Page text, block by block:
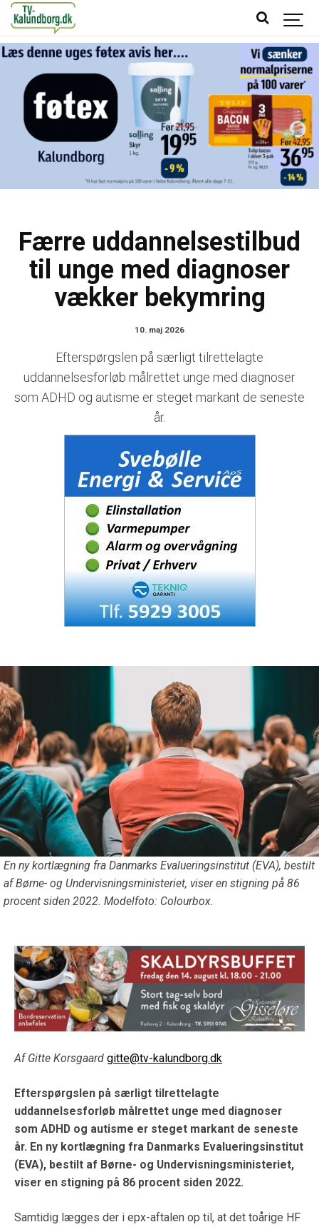
Færre uddannelsestilbud
til unge med diagnoser
vækker bekymring
10. maj 2026
Efterspørgslen på særligt tilrettelagte
uddannelsesforløb målrettet unge med diagnoser
som ADHD og autisme er steget markant de seneste
år.
En ny kortlægning fra Danmarks Evalueringsinstitut (EVA), bestilt
af Børne- og Undervisningsministeriet, viser en stigning på 86
procent siden 2022. Modelfoto: Colourbox.
Af Gitte Korsgaard gitte@tv-kalundborg.dk
Efterspørgslen på særligt tilrettelagte
uddannelsesforløb målrettet unge med diagnoser
som ADHD og autisme er steget markant de seneste
år. En ny kortlægning fra Danmarks Evalueringsinstitut
(EVA), bestilt af Børne- og Undervisningsministeriet,
viser en stigning på 86 procent siden 2022.
Samtidig lægges der i epx-aftalen op til, at det toårige HF